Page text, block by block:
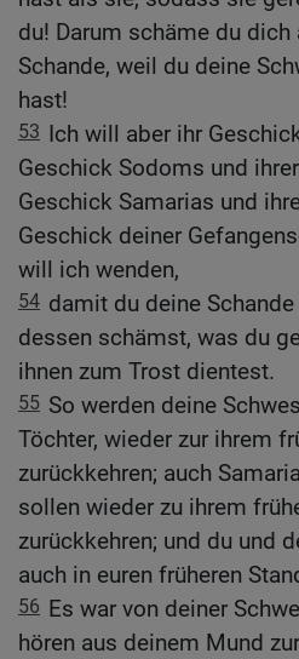
du! Darum schäme du
Schande, weil du deine
hast!
53 Ich will aber ihr
Geschick Sodoms und
Geschick Samarias und
Geschick deiner
will ich wenden,
54 damit du deine
dessen schämst, was du
ihnen zum Trost dientest.
55 So werden deine
Töchter, wieder zur ihrem
zurückkehren; auch
sollen wieder zu ihrem
zurückkehren; und du und
auch in euren früheren
56 Es war von deiner
hören aus deinem Mund